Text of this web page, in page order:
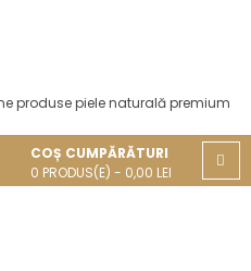
COȘ CUMPĂRĂTURI
0 PRODUS(E) - 0,00 LEI